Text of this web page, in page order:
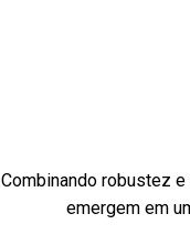
Combinando robustez
emergem em